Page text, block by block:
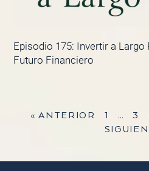
Episodio 175: Invertir a Largo
Futuro Financiero
« ANTERIOR 1 … 3